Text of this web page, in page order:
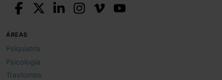
ÁREAS
Psiquiatría
Psicología
Trastornos